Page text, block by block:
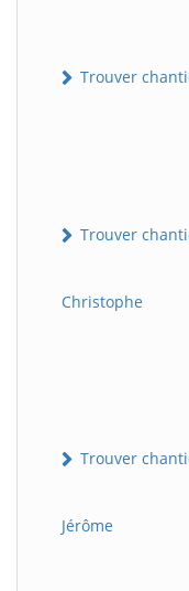
Trouver
Trouver
Christophe
Trouver
Jérôme